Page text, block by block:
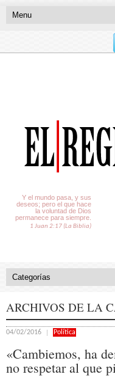
Y el mundo pasa, y sus
deseos; pero el que hace
la voluntad de Dios
permanece para siempre.
1 Juan 2:17 (La Biblia)
ARCHIVOS DE LA
04/02/2016 Política
«Cambiemos, ha
no respetar al que